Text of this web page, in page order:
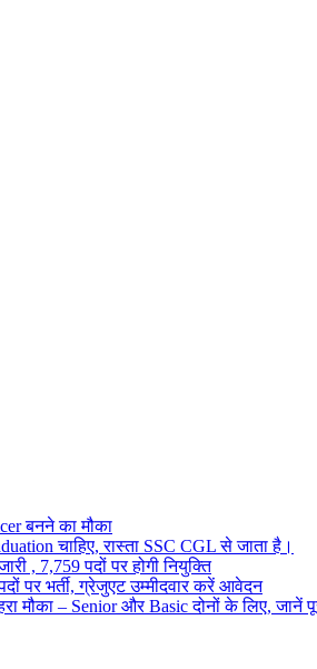
बनने का मौका
चाहिए, रास्ता SSC CGL से जाता है।
, 7,759 पदों पर होगी नियुक्ति
पर भर्ती, ग्रेजुएट उम्मीदवार करें आवेदन
– Senior और Basic दोनों के लिए, जानें